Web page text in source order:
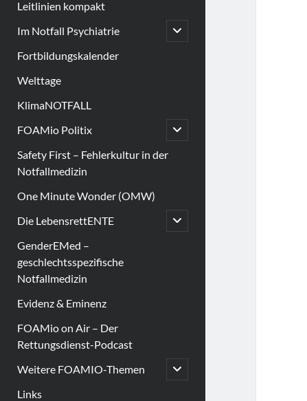
Leitlinien kompakt
Im Notfall Psychiatrie
open
child
Fortbildungskalender
Welttage
KlimaNOTFALL
FOAMio Politix
open
child
Safety First – Fehlerkultur in der
Notfallmedizin
One Minute Wonder (OMW)
Die LebensrettENTE
open
child
GenderEMed –
geschlechtsspezifische
Notfallmedizin
Evidenz & Eminenz
FOAMio on Air – Der
Rettungsdienst-Podcast
Weitere FOAMIO-Themen
open
child
Links